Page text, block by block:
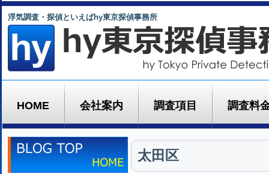
浮気調査・探偵といえばhy東京探偵事務所
HOME 会社案内 調査項目 調査料
太田区